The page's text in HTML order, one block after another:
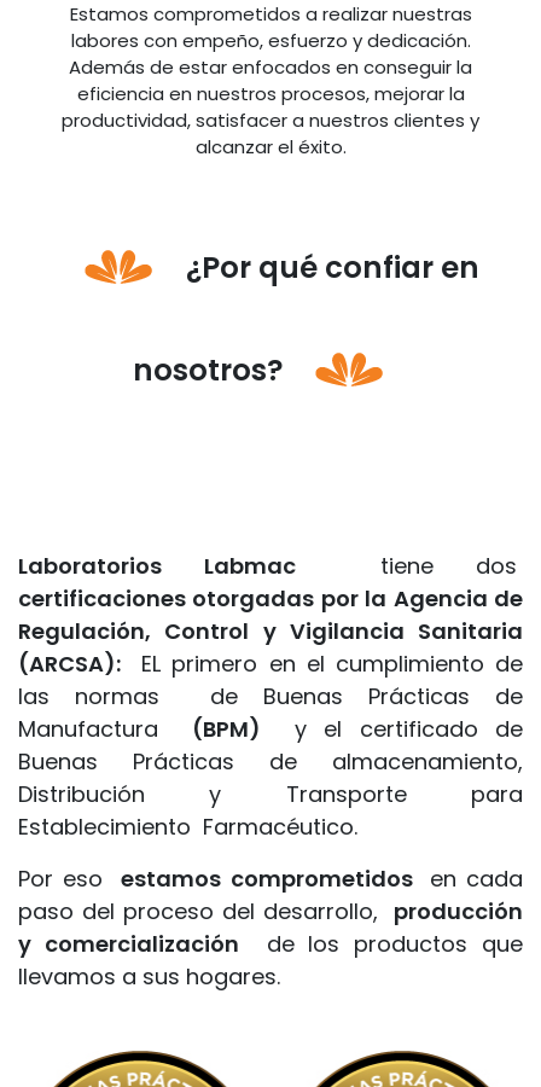
Estamos comprometidos a realizar nuestras
labores con empeño, esfuerzo y dedicación.
Además de estar enfocados en conseguir la
eficiencia en nuestros procesos, mejorar la
productividad, satisfacer a nuestros clientes y
alcanzar el éxito.
¿Por qué confiar en
nosotros?
Laboratorios Labmac
tiene dos
certificaciones otorgadas por la Agencia de
Regulación, Control y Vigilancia Sanitaria
(ARCSA):
EL primero en el cumplimiento de
las normas de Buenas Prácticas de
Manufactura
(BPM)
y el certificado de
Buenas Prácticas de almacenamiento,
Distribución y Transporte para
Establecimiento Farmacéutico.
Por eso
estamos comprometidos en cada
paso del proceso del desarrollo, producción
y comercialización
de los productos que
llevamos a sus hogares.